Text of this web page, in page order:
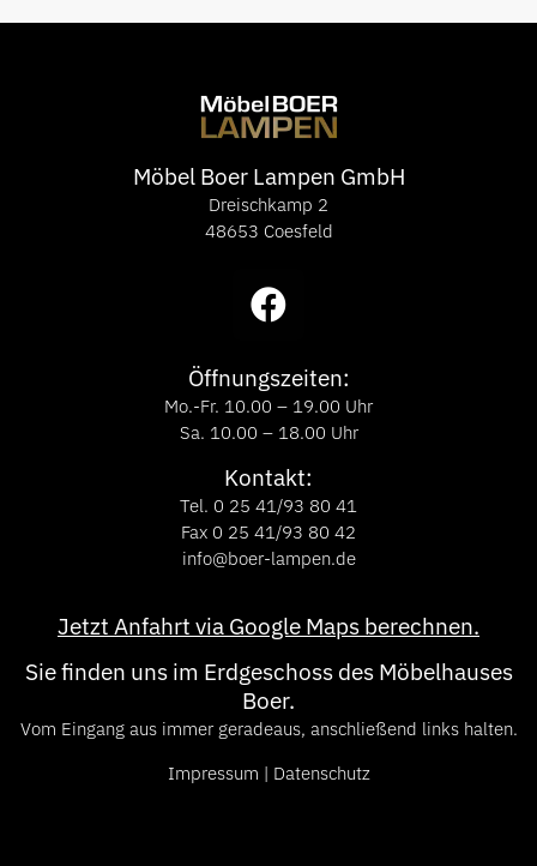
Möbel Boer Lampen GmbH
Dreischkamp 2
48653 Coesfeld
Öffnungszeiten:
Mo.-Fr. 10.00 – 19.00 Uhr
Sa. 10.00 – 18.00 Uhr
Kontakt:
Tel. 0 25 41/93 80 41
Fax 0 25 41/93 80 42
info@boer-lampen.de
Jetzt Anfahrt via Google Maps berechnen.
Sie finden uns im Erdgeschoss des Möbelhauses
Boer.
Vom Eingang aus immer geradeaus, anschließend links halten.
Impressum | Datenschutz